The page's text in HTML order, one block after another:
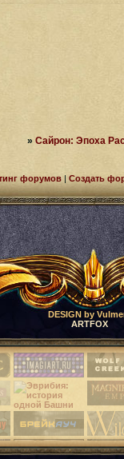
»Сайрон: Эпоха
форумов |Создать
DESIGN by
ARTFOX